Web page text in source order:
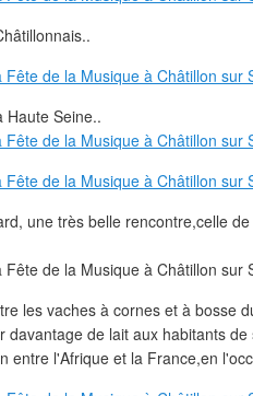
Haute Seine..
une très belle rencontre,celle
les vaches à cornes et à bosse
de lait aux habitants de
entre l'Afrique et la France,en